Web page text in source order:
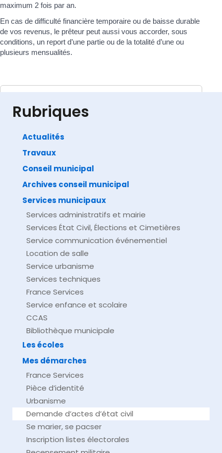
maximum 2 fois par an.
En cas de difficulté financière temporaire ou de baisse durable
de vos revenus, le prêteur peut aussi vous accorder, sous
conditions, un report d’une partie ou de la totalité d’une ou
plusieurs mensualités.
Direction de l'information légale et administrative
Rubriques
Actualités
Travaux
Conseil municipal
Archives conseil municipal
Services municipaux
Services administratifs et mairie
Services État Civil, Élections et Cimetières
Service communication événementiel
Location de salle
Service urbanisme
Services techniques
France Services
Service enfance et scolaire
CCAS
Bibliothèque municipale
Les écoles
Mes démarches
France Services
Pièce d’identité
Urbanisme
Demande d’actes d’état civil
Se marier, se pacser
Inscription listes électorales